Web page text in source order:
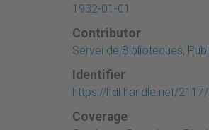
1932-01-01
Contributor
Servei de Biblioteques,
Identifier
https://hdl.handle.net/
Coverage